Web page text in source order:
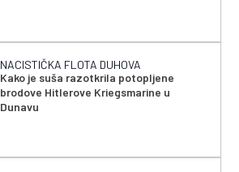
NACISTIČKA FLOTA DUHOVA
Kako je suša razotkrila potopljene
brodove Hitlerove Kriegsmarine u
Dunavu